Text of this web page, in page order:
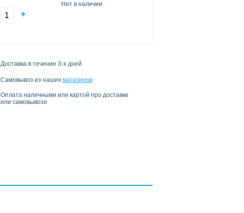
Нет в наличии
+
Доставка в течение 3-х дней
Самовывоз из наших магазинов
Оплата наличными или картой про доставке
или самовывозе